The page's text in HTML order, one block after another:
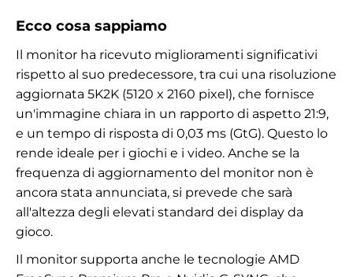
Ecco cosa sappiamo
Il monitor ha ricevuto miglioramenti significativi
rispetto al suo predecessore, tra cui una risoluzione
aggiornata 5K2K (5120 x 2160 pixel), che fornisce
un'immagine chiara in un rapporto di aspetto 21:9,
e un tempo di risposta di 0,03 ms (GtG). Questo lo
rende ideale per i giochi e i video. Anche se la
frequenza di aggiornamento del monitor non è
ancora stata annunciata, si prevede che sarà
all'altezza degli elevati standard dei display da
gioco.
Il monitor supporta anche le tecnologie AMD